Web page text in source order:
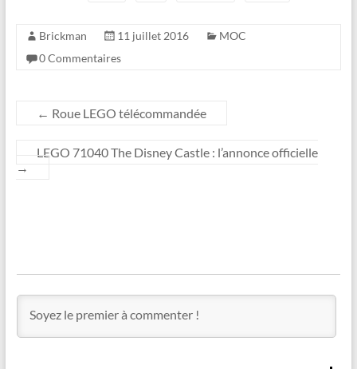
Brickman 11 juillet 2016
MOC
0 Commentaires
← Roue LEGO télécommandée
LEGO 71040 The Disney Castle : l’annonce officielle
→